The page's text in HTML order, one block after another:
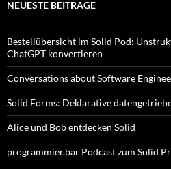
NEUESTE BEITRÄGE
Bestellübersicht im Solid Pod:
ChatGPT konvertieren
Conversations about Software
Solid Forms: Deklarative
Alice und Bob entdecken Solid
programmier.bar Podcast zum Solid